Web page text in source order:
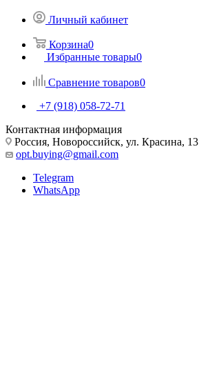
Личный кабинет
Корзина0
Избранные товары0
Сравнение товаров0
+7 (918) 058-72-71
Контактная информация
Россия, Новороссийск, ул. Красина, 13
opt.buying@gmail.com
Telegram
WhatsApp